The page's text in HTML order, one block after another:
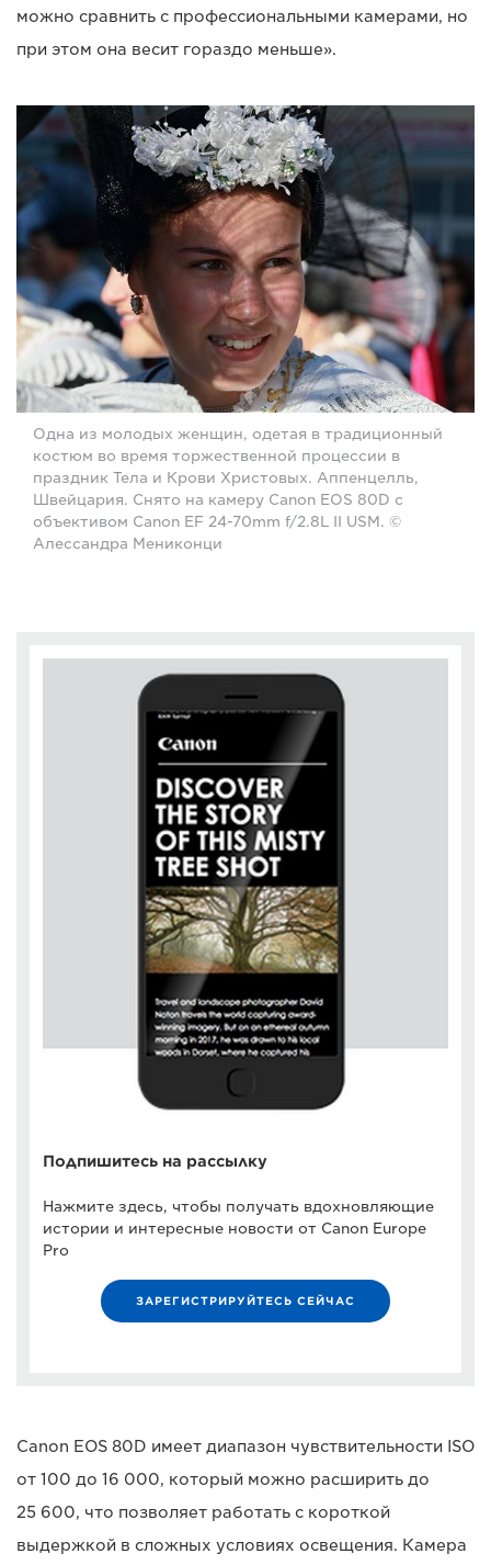
можно сравнить с профессиональными камерами, но
при этом она весит гораздо меньше».
Одна из молодых женщин, одетая в традиционный
костюм во время торжественной процессии в
праздник Тела и Крови Христовых. Аппенцелль,
Швейцария. Снято на камеру Canon EOS 80D с
объективом Canon EF 24-70mm f/2.8L II USM. ©
Алессандра Мениконци
Подпишитесь на рассылку
Нажмите здесь, чтобы получать вдохновляющие
истории и интересные новости от Canon Europe
Pro
ЗАРЕГИСТРИРУЙТЕСЬ СЕЙЧАС
Canon EOS 80D имеет диапазон чувствительности ISO
от 100 до 16 000, который можно расширить до
25 600, что позволяет работать с короткой
выдержкой в сложных условиях освещения. Камера